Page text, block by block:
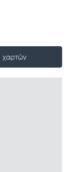
χαρτών